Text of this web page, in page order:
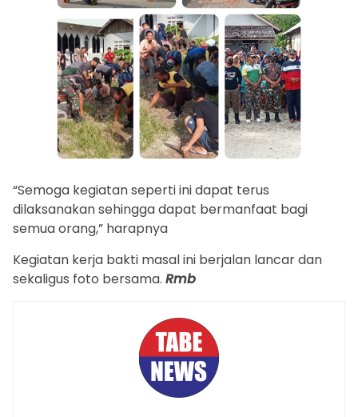
“Semoga kegiatan seperti ini dapat terus
dilaksanakan sehingga dapat bermanfaat bagi
semua orang,” harapnya
Kegiatan kerja bakti masal ini berjalan lancar dan
sekaligus foto bersama. Rmb